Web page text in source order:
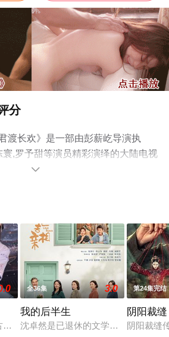
分
渡长欢》是一部由彭薪屹导演执
,罗予甜等演员精彩演绎的大陆电视
（第24集完结），手机免费观看高
电视猫或剧情网等平台了解。

今，内容兼顾爱情、美食、亲情、事业
全36集 3.0
我的后半生
沈卓然是已退休的文学系教授，儿女
第24集完结
阴阳裁缝
阴阳裁缝